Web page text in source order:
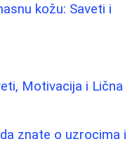
kožu: Saveti i
Motivacija i Lična
znate o uzrocima i